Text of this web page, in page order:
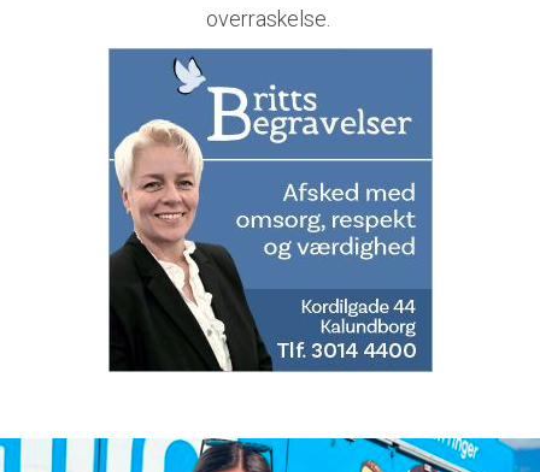
overraskelse.